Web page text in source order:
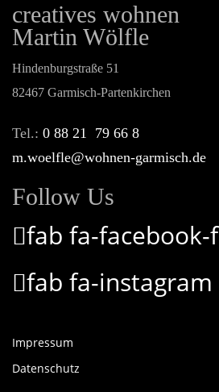
creatives wohnen
Martin Wölfle
Hindenburgstraße 51
82467 Garmisch-Partenkirchen
Tel.: 0 88 21 79 66 8
m.woelfle@wohnen-garmisch.de
Follow Us
fab fa-facebook-f
fab fa-instagram
Impressum
Datenschutz